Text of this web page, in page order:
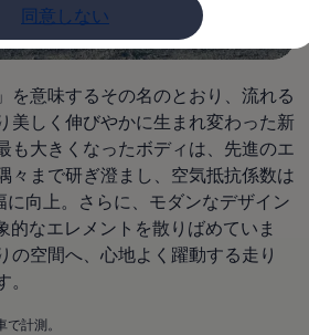
同意しない
り換えを10万円補助
お乗り換えを10万円補助
アンバサダープログラム
ャルサービス
ンシャルサービス
スワーゲン自動車保険プラス
Card
シミュレーション
月々のお支払い例
タイルに合ったプランをみつける
ーポータル 登録・ログイン
登録・ログイン
エコカー優遇制度
を意味するその名のとおり、流れる
美しく伸びやかに生まれ変わった新
も大きくなったボディは、先進のエ
々まで研ぎ澄まし、空気抵抗係数は
に向上。さらに、モダンなデザイン
的なエレメントを散りばめていま
の空間へ、心地よく躍動する走り
計測。